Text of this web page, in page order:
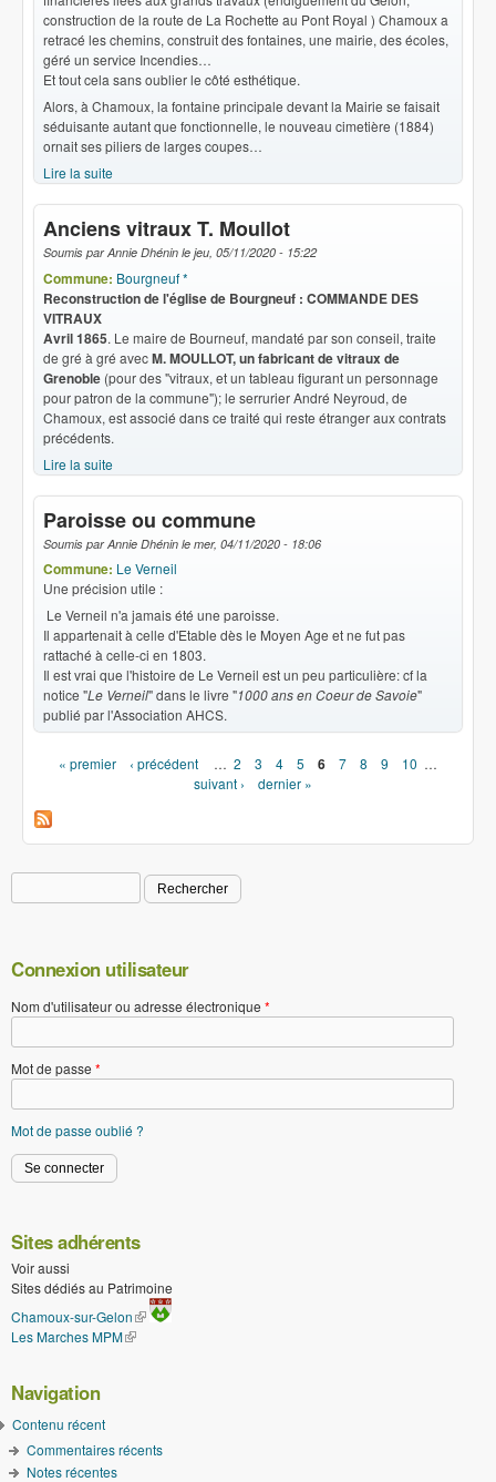
construction de la route de La Rochette au Pont Royal ) Chamoux a
retracé les chemins, construit des fontaines, une mairie, des écoles,
géré un service Incendies…
Et tout cela sans oublier le côté esthétique.
Alors, à Chamoux, la fontaine principale devant la Mairie se faisait
séduisante autant que fonctionnelle, le nouveau cimetière (1884)
ornait ses piliers de larges coupes…
Lire la suite
Anciens vitraux T. Moullot
Soumis parAnnie Dhénin le jeu, 05/11/2020 - 15:22
Commune: Bourgneuf *
Reconstruction de l'église de Bourgneuf : COMMANDE DES
VITRAUX
Avril 1865. Le maire de Bourneuf, mandaté par son conseil, traite
de gré à gré avecM. MOULLOT, un fabricant de vitraux de
Grenoble (pour des "vitraux, et un tableau figurant un personnage
pour patron de la commune"); le serrurier André Neyroud, de
Chamoux, est associé dans ce traité qui reste étranger aux contrats
précédents.
Lire la suite
Paroisse ou commune
Soumis parAnnie Dhénin le mer, 04/11/2020 - 18:06
Commune: Le Verneil
Une précision utile :
Le Verneil n'a jamais été une paroisse.
Il appartenait à celle d'Etable dès le Moyen Age et ne fut pas
rattaché à celle-ci en 1803.
Il est vrai que l'histoire de Le Verneil est un peu particulière: cf la
notice "Le Verneil" dans le livre "1000 ans en Coeur de Savoie"
publié par l'Association AHCS.
Pages
« premier ‹ précédent … 2 3 4 5 6 7 8 9 10 …
suivant ›
dernier »
Formulaire de recherche
Connexion utilisateur
Nom d'utilisateur ou adresse électronique *
Mot de passe *
Mot de passe oublié ?
Sites adhérents
Voir aussi
Sites dédiés au Patrimoine
Chamoux-sur-Gelon (le lien est externe)
Les Marches MPM(le lien est externe)
Navigation
Contenu récent
Commentaires récents
Notes récentes